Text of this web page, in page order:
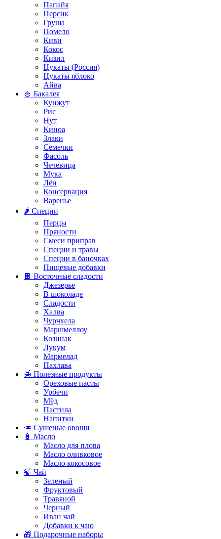
Папайя
Персик
Груша
Помело
Киви
Кокос
Кизил
Цукаты (Россия)
Цукаты яблоко
Айва
🍚 Бакалея
Кунжут
Рис
Нут
Киноа
Злаки
Семечки
Фасоль
Чечевица
Мука
Лён
Консервация
Варенье
🌶️ Специи
Перцы
Пряности
Смеси приправ
Специи и травы
Специи в баночках
Пищевые добавки
🍫 Восточные сладости
Джезерье
В шоколаде
Сладости
Халва
Чурчхела
Маршмеллоу
Козинак
Лукум
Мармелад
Пахлава
🍯 Полезные продукты
Ореховые пасты
Урбечи
Мёд
Пастила
Напитки
🥕 Сушеные овощи
🧴 Масло
Масло для плова
Масло оливковое
Масло кокосовое
🍃 Чай
Зеленый
Фруктовый
Травяной
Черный
Иван чай
Добавки к чаю
🎁 Подарочные наборы